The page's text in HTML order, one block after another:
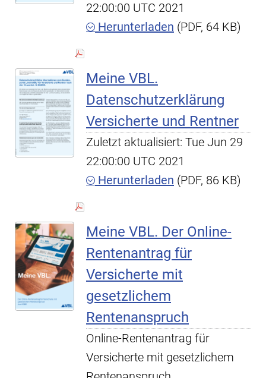
22:00:00 UTC 2021
Herunterladen (PDF, 64 KB)
Meine VBL.
Datenschutzerklärung
Versicherte und Rentner
Zuletzt aktualisiert: Tue Jun 29
22:00:00 UTC 2021
Herunterladen (PDF, 86 KB)
Meine VBL. Der Online-
Rentenantrag für
Versicherte mit
gesetzlichem
Rentenanspruch
Online-Rentenantrag für
Versicherte mit gesetzlichem